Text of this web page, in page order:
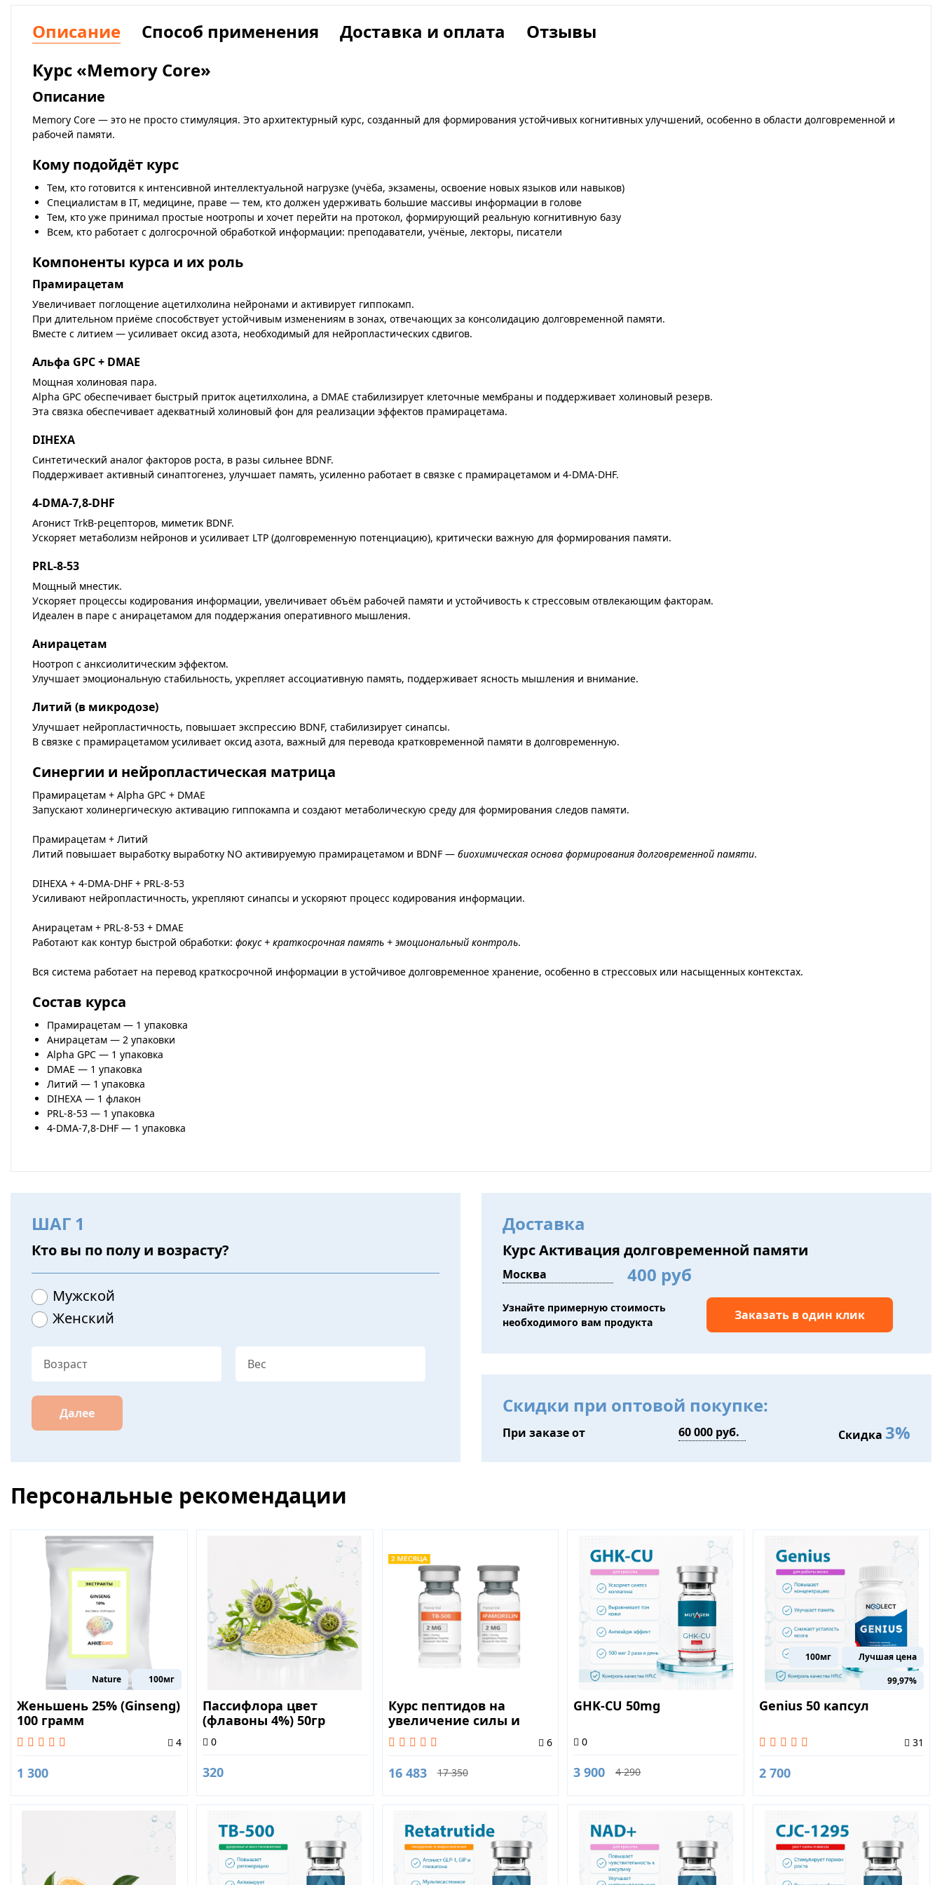
Описание Способ применения Доставка и оплата
Отзывы
Курс «Memory Core»
Описание
Memory Core — это не просто стимуляция. Это архитектурный курс, созданный для формирования устойчивых когнитивных улучшений, особенно в области долговременной и
рабочей памяти.
Кому подойдёт курс
Тем, кто готовится к интенсивной интеллектуальной нагрузке (учёба, экзамены, освоение новых языков или навыков)
Специалистам в IT, медицине, праве — тем, кто должен удерживать большие массивы информации в голове
Тем, кто уже принимал простые ноотропы и хочет перейти на протокол, формирующий реальную когнитивную базу
Всем, кто работает с долгосрочной обработкой информации: преподаватели, учёные, лекторы, писатели
Компоненты курса и их роль
Прамирацетам
Увеличивает поглощение ацетилхолина нейронами и активирует гиппокамп.
При длительном приёме способствует устойчивым изменениям в зонах, отвечающих за консолидацию долговременной памяти.
Вместе с литием — усиливает оксид азота, необходимый для нейропластических сдвигов.
Альфа GPC + DMAE
Мощная холиновая пара.
Alpha GPC обеспечивает быстрый приток ацетилхолина, а DMAE стабилизирует клеточные мембраны и поддерживает холиновый резерв.
Эта связка обеспечивает адекватный холиновый фон для реализации эффектов прамирацетама.
DIHEXA
Синтетический аналог факторов роста, в разы сильнее BDNF.
Поддерживает активный синаптогенез, улучшает память, усиленно работает в связке с прамирацетамом и 4-DMA-DHF.
4-DMA-7,8-DHF
Агонист TrkB-рецепторов, миметик BDNF.
Ускоряет метаболизм нейронов и усиливает LTP (долговременную потенциацию), критически важную для формирования памяти.
PRL-8-53
Мощный мнестик.
Ускоряет процессы кодирования информации, увеличивает объём рабочей памяти и устойчивость к стрессовым отвлекающим факторам.
Идеален в паре с анирацетамом для поддержания оперативного мышления.
Анирацетам
Ноотроп с анксиолитическим эффектом.
Улучшает эмоциональную стабильность, укрепляет ассоциативную память, поддерживает ясность мышления и внимание.
Литий (в микродозе)
Улучшает нейропластичность, повышает экспрессию BDNF, стабилизирует синапсы.
В связке с прамирацетамом усиливает оксид азота, важный для перевода кратковременной памяти в долговременную.
Синергии и нейропластическая матрица
Прамирацетам + Alpha GPC + DMAE
Запускают холинергическую активацию гиппокампа и создают метаболическую среду для формирования следов памяти.
Прамирацетам + Литий
Литий повышает выработку выработку NO активируемую прамирацетамом и BDNF — биохимическая основа формирования долговременной памяти.
DIHEXA + 4-DMA-DHF + PRL-8-53
Усиливают нейропластичность, укрепляют синапсы и ускоряют процесс кодирования информации.
Анирацетам + PRL-8-53 + DMAE
Работают как контур быстрой обработки: фокус + краткосрочная память + эмоциональный контроль.
Вся система работает на перевод краткосрочной информации в устойчивое долговременное хранение, особенно в стрессовых или насыщенных контекстах.
Состав курса
Прамирацетам — 1 упаковка
Анирацетам — 2 упаковки
Alpha GPC — 1 упаковка
DMAE — 1 упаковка
Литий — 1 упаковка
DIHEXA — 1 флакон
PRL-8-53 — 1 упаковка
4-DMA-7,8-DHF — 1 упаковка
ШАГ 1
Кто вы по полу и возрасту?
Мужской
Женский
Далее
Доставка
Курс Активация долговременной памяти
400 руб
Узнайте примерную стоимость
необходимого вам продукта
Заказать в один клик
Скидки при оптовой покупке:
При заказе от Скидка 3%
Персональные рекомендации
Nature 100мг
Женьшень 25% (Ginseng)
100 грамм
4
1 300
Пассифлора цвет
(флавоны 4%) 50гр
0
320
Курс пептидов на
увеличение силы и
выносливости с
защитой суставов 2
месяца
6
16 483 17 350
GHK-CU 50mg
0
3 900 4 290
100мг
Лучшая цена
99,97%
Genius 50 капсул
31
2 700